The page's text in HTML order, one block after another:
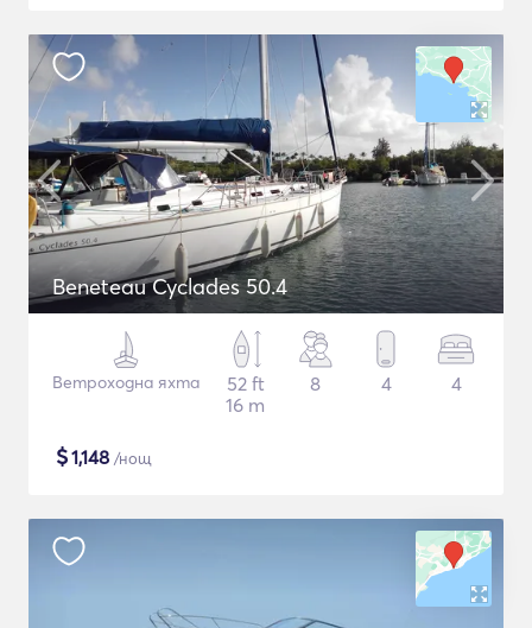
Beneteau Cyclades 50.4
Ветроходна яхта
52 ft
16 m
8 4 4
$1,148 /нощ